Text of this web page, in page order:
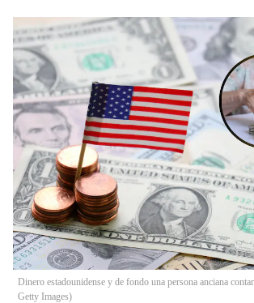
Dinero estadounidense y de fondo una persona anciana
Getty Images)